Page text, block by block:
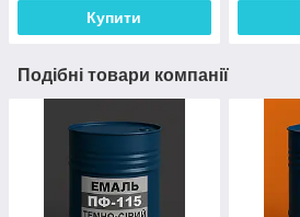
Купити
Подібні товари компанії